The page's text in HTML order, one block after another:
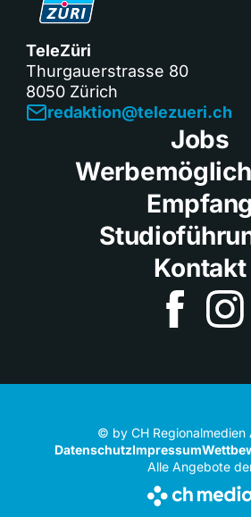
TeleZüri
Thurgauerstrasse 80
8050 Zürich
redaktion@telezueri.ch
Jobs
Empfang
Kontakt
© by CH Regionalmedien
DatenschutzImpressum
Alle Angebote